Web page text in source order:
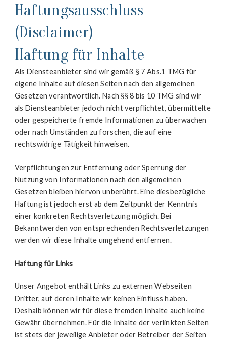
Haftungsausschluss
(Disclaimer)
Haftung für Inhalte
Als Diensteanbieter sind wir gemäß § 7 Abs.1 TMG für
eigene Inhalte auf diesen Seiten nach den allgemeinen
Gesetzen verantwortlich. Nach §§ 8 bis 10 TMG sind wir
als Diensteanbieter jedoch nicht verpflichtet, übermittelte
oder gespeicherte fremde Informationen zu überwachen
oder nach Umständen zu forschen, die auf eine
rechtswidrige Tätigkeit hinweisen.
Verpflichtungen zur Entfernung oder Sperrung der
Nutzung von Informationen nach den allgemeinen
Gesetzen bleiben hiervon unberührt. Eine diesbezügliche
Haftung ist jedoch erst ab dem Zeitpunkt der Kenntnis
einer konkreten Rechtsverletzung möglich. Bei
Bekanntwerden von entsprechenden Rechtsverletzungen
werden wir diese Inhalte umgehend entfernen.
Haftung für Links
Unser Angebot enthält Links zu externen Webseiten
Dritter, auf deren Inhalte wir keinen Einfluss haben.
Deshalb können wir für diese fremden Inhalte auch keine
Gewähr übernehmen. Für die Inhalte der verlinkten Seiten
ist stets der jeweilige Anbieter oder Betreiber der Seiten